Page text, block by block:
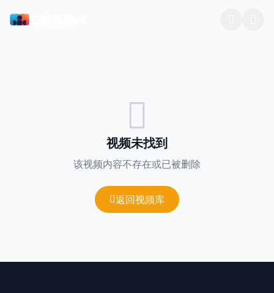
视频未找到
该视频内容不存在或已被删除
返回视频库